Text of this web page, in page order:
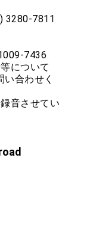
3280-7811
7436
について
合わせく
音させてい